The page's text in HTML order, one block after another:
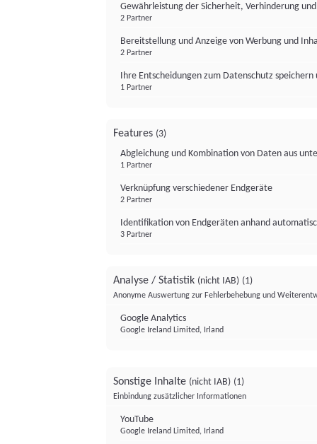
Gewährleistung der Sicherheit, Verhinderung
2 Partner
Bereitstellung und Anzeige von Werbung und
2 Partner
Ihre Entscheidungen zum Datenschutz
1 Partner
Features (3)
Abgleichung und Kombination von Daten aus
1 Partner
Verknüpfung verschiedener Endgeräte
2 Partner
Identifikation von Endgeräten anhand
3 Partner
Analyse / Statistik (nicht IAB) (1)
Anonyme Auswertung zur Fehlerbehebung und
Google Analytics
Google Ireland Limited, Irland
Sonstige Inhalte (nicht IAB) (1)
Einbindung zusätzlicher Informationen
YouTube
Google Ireland Limited, Irland